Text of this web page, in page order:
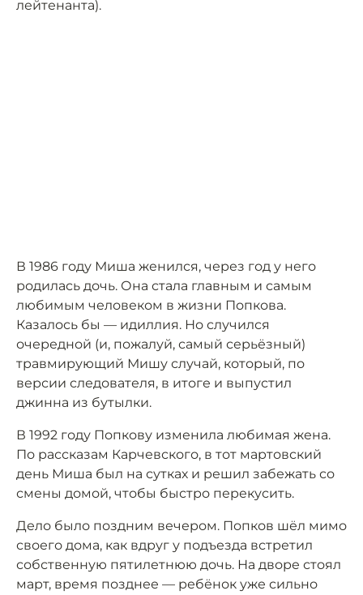
лейтенанта).
В 1986 году Миша женился, через год у него
родилась дочь. Она стала главным и самым
любимым человеком в жизни Попкова.
Казалось бы — идиллия. Но случился
очередной (и, пожалуй, самый серьёзный)
травмирующий Мишу случай, который, по
версии следователя, в итоге и выпустил
джинна из бутылки.
В 1992 году Попкову изменила любимая жена.
По рассказам Карчевского, в тот мартовский
день Миша был на сутках и решил забежать со
смены домой, чтобы быстро перекусить.
Дело было поздним вечером. Попков шёл мимо
своего дома, как вдруг у подъезда встретил
собственную пятилетнюю дочь. На дворе стоял
март, время позднее — ребёнок уже сильно